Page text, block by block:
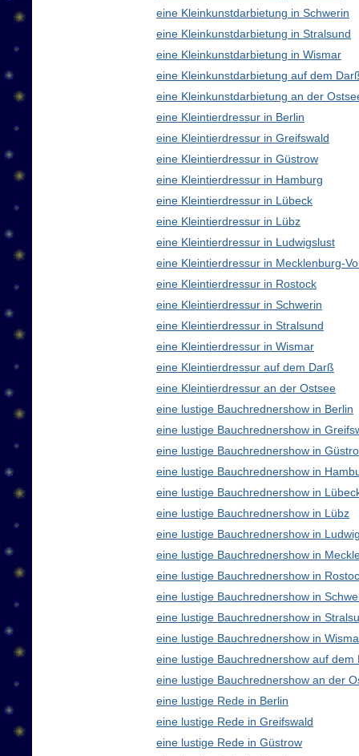
eine Kleinkunstdarbietung in Schwerin
eine Kleinkunstdarbietung in Stralsund
eine Kleinkunstdarbietung in Wismar
eine Kleinkunstdarbietung auf dem
eine Kleinkunstdarbietung an der
eine Kleintierdressur in Berlin
eine Kleintierdressur in Greifswald
eine Kleintierdressur in Güstrow
eine Kleintierdressur in Hamburg
eine Kleintierdressur in Lübeck
eine Kleintierdressur in Lübz
eine Kleintierdressur in Ludwigslust
eine Kleintierdressur in Mecklenburg-
eine Kleintierdressur in Rostock
eine Kleintierdressur in Schwerin
eine Kleintierdressur in Stralsund
eine Kleintierdressur in Wismar
eine Kleintierdressur auf dem Darß
eine Kleintierdressur an der Ostsee
eine lustige Bauchrednershow in Berlin
eine lustige Bauchrednershow in
eine lustige Bauchrednershow in
eine lustige Bauchrednershow in
eine lustige Bauchrednershow in
eine lustige Bauchrednershow in Lübz
eine lustige Bauchrednershow in
eine lustige Bauchrednershow in
eine lustige Bauchrednershow in
eine lustige Bauchrednershow in
eine lustige Bauchrednershow in
eine lustige Bauchrednershow in
eine lustige Bauchrednershow auf dem
eine lustige Bauchrednershow an der
eine lustige Rede in Berlin
eine lustige Rede in Greifswald
eine lustige Rede in Güstrow